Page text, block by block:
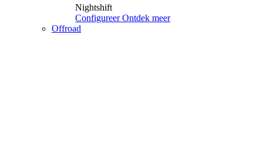
Nightshift
Configureer Ontdek meer
Offroad